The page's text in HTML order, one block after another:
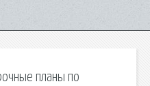
планы по